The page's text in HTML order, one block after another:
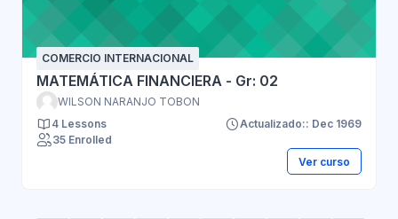
COMERCIO INTERNACIONAL
MATEMÁTICA FINANCIERA - Gr: 02
WILSON NARANJO TOBON
4 Lessons
Actualizado:: Dec 1969
35 Enrolled
Ver curso